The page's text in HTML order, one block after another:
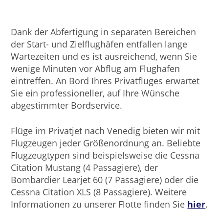
Dank der Abfertigung in separaten Bereichen
der Start- und Zielflughäfen entfallen lange
Wartezeiten und es ist ausreichend, wenn Sie
wenige Minuten vor Abflug am Flughafen
eintreffen. An Bord Ihres Privatfluges erwartet
Sie ein professioneller, auf Ihre Wünsche
abgestimmter Bordservice.
Flüge im Privatjet nach Venedig bieten wir mit
Flugzeugen jeder Größenordnung an. Beliebte
Flugzeugtypen sind beispielsweise die Cessna
Citation Mustang (4 Passagiere), der
Bombardier Learjet 60 (7 Passagiere) oder die
Cessna Citation XLS (8 Passagiere). Weitere
Informationen zu unserer Flotte finden Sie hier.